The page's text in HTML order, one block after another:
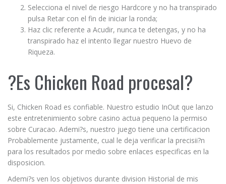
Selecciona el nivel de riesgo Hardcore y no ha transpirado
pulsa Retar con el fin de iniciar la ronda;
Haz clic referente a Acudir, nunca te detengas, y no ha
transpirado haz el intento llegar nuestro Huevo de
Riqueza.
?Es Chicken Road procesal?
Si, Chicken Road es confiable. Nuestro estudio InOut que lanzo
este entretenimiento sobre casino actua pequeno la permiso
sobre Curacao. Ademi?s, nuestro juego tiene una certificacion
Probablemente justamente, cual le deja verificar la precisii?n
para los resultados por medio sobre enlaces especificas en la
disposicion.
Ademi?s ven los objetivos durante division Historial de mis